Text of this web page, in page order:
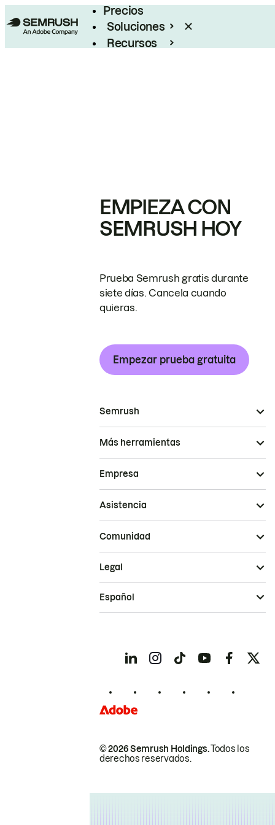
Precios
Soluciones
Recursos
EMPIEZA CON
SEMRUSH HOY
Prueba Semrush gratis durante
siete días. Cancela cuando
quieras.
Empezar prueba gratuita
Semrush
Más herramientas
Empresa
Asistencia
Comunidad
© 2026 Semrush Holdings.Todos los
derechos reservados.
Legal
Español